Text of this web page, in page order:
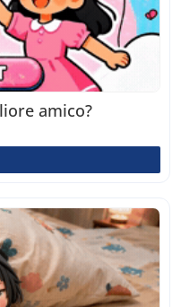
amico?